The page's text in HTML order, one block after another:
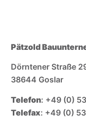
Pätzold
Dörntener Straße
38644 Goslar
Telefon: +49 (0)
Telefax: +49 (0)